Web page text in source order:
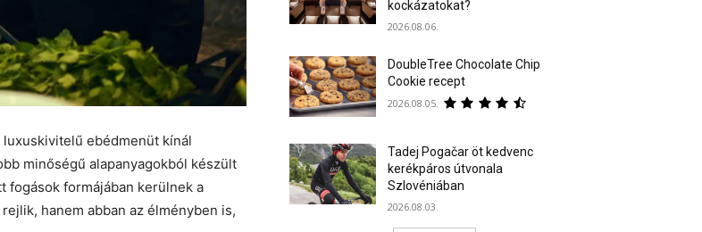
ebédmenüt kínál
minőségű alapanyagokból készült
fogások formájában kerülnek a
hanem abban az élményben is,
kockázatokat?
2026.08.06.
DoubleTree Chocolate Chip
Cookie recept
2026.08.05.
Tadej Pogačar öt kedvenc
kerékpáros útvonala
Szlovéniában
2026.08.03.